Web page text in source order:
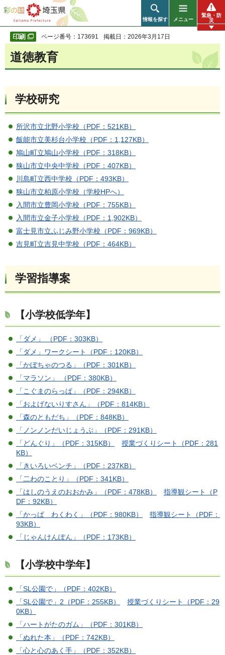
彩の国 埼玉県
情報を探す メニュー
緊急・防
災
ページ番号：173691 掲載日：2026年3月17日
道徳教育
学校研究
所沢市立北野小学校（PDF：521KB）
飯能市立美杉台小学校（PDF：1,127KB）
鳩山町立鳩山小学校（PDF：318KB）
狭山市立中央中学校（PDF：407KB）
川島町立西中学校（PDF：493KB）
狭山市立柏原小学校（学校HPへ）
入間市立豊岡小学校（PDF：755KB）
入間市立金子小学校（PDF：1,902KB）
富士見市立ふじみ野小学校（PDF：969KB）
吉見町立吉見中学校（PDF：464KB）
学習指導案
【小学校低学年】
「ダメ」 （PDF：303KB）
「ダメ」ワークシート（PDF：120KB）
「かぼちゃのつる」（PDF：301KB）
「マラソン」 （PDF：380KB）
「こぐまのらっぱ」（PDF：294KB）
「およげないりすさん」（PDF：814KB）
「森のともだち」（PDF：848KB）
「ノンノンだいじょうぶ」（PDF：291KB）
「どんぐり」（PDF：315KB）
授業づくりシート（PDF：281
KB）
「きいろいベンチ」（PDF：237KB）
「二わのことり」（PDF：341KB）
「はしのうえのおおかみ」（PDF：478KB）
指導観シート（P
DF：92KB）
「かっぱ わくわく」（PDF：980KB）
指導観シート（PDF：
93KB）
「じゃんけんぽん」（PDF：173KB）
【小学校中学年】
「SL公園で」（PDF：402KB）
「SL公園で」2（PDF：255KB）
授業づくりシート（PDF：29
0KB）
「ハートがたのガム」（PDF：301KB）
「ぬれた本」（PDF：742KB）
「心と心のあく手」（PDF：352KB）